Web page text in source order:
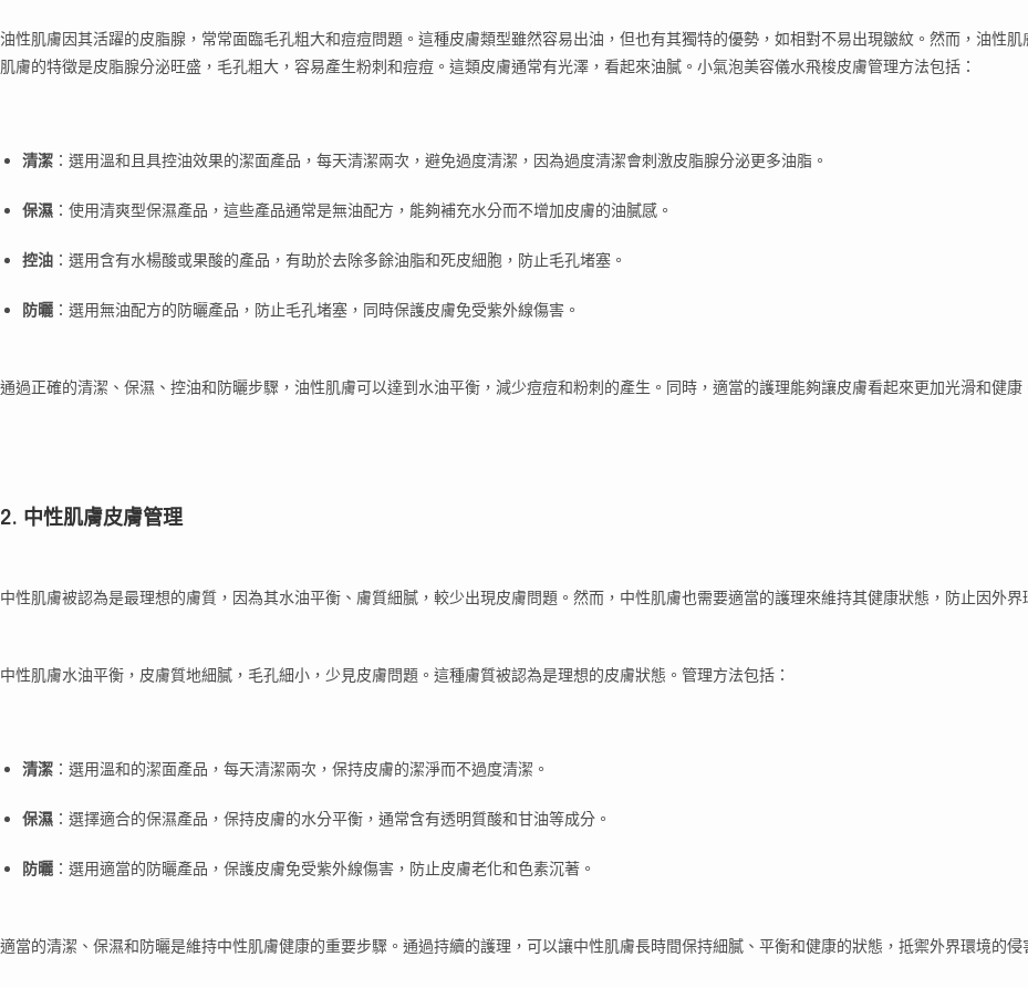
油性肌膚因其活躍的皮脂腺，常常面臨毛孔粗大和痘痘問題。這種皮膚類型雖然容易出油，但也有其獨特的優勢，如相對不易出現皺紋。然而，油性
肌膚的特徵是皮脂腺分泌旺盛，毛孔粗大，容易產生粉刺和痘痘。這類皮膚通常有光澤，看起來油膩。小氣泡美容儀水飛梭皮膚管理方法包括：
清潔 ：選用溫和且具控油效果的潔面產品，每天清潔兩次，避免過度清潔，因為過度清潔會刺激皮脂腺分泌更多油脂。
保濕 ：使用清爽型保濕產品，這些產品通常是無油配方，能夠補充水分而不增加皮膚的油膩感。
控油 ：選用含有水楊酸或果酸的產品，有助於去除多餘油脂和死皮細胞，防止毛孔堵塞。
防曬 ：選用無油配方的防曬產品，防止毛孔堵塞，同時保護皮膚免受紫外線傷害。
通過正確的清潔、保濕、控油和防曬步驟，油性肌膚可以達到水油平衡，減少痘痘和粉刺的產生。同時，適當的護理能夠讓皮膚看起來更加光滑和健
2. 中性肌膚皮膚管理
中性肌膚被認為是最理想的膚質，因為其水油平衡、膚質細膩，較少出現皮膚問題。然而，中性肌膚也需要適當的護理來維持其健康狀態，防止因外界
中性肌膚水油平衡，皮膚質地細膩，毛孔細小，少見皮膚問題。這種膚質被認為是理想的皮膚狀態。管理方法包括：
清潔 ：選用溫和的潔面產品，每天清潔兩次，保持皮膚的潔淨而不過度清潔。
保濕 ：選擇適合的保濕產品，保持皮膚的水分平衡，通常含有透明質酸和甘油等成分。
防曬 ：選用適當的防曬產品，保護皮膚免受紫外線傷害，防止皮膚老化和色素沉著。
適當的清潔、保濕和防曬是維持中性肌膚健康的重要步驟。通過持續的護理，可以讓中性肌膚長時間保持細膩、平衡和健康的狀態，抵禦外界環境的侵